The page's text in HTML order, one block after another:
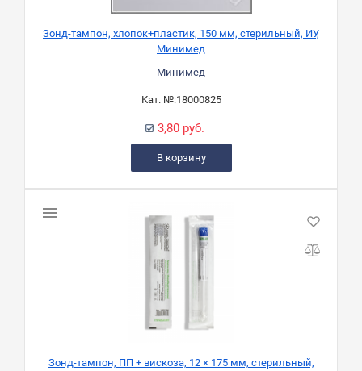
Зонд-тампон, хлопок+пластик, 150 мм, стерильный, ИУ,
Минимед
Минимед
Кат. №:18000825
3,80 руб.
В корзину
Зонд-тампон, ПП + вискоза, 12 × 175 мм, стерильный,